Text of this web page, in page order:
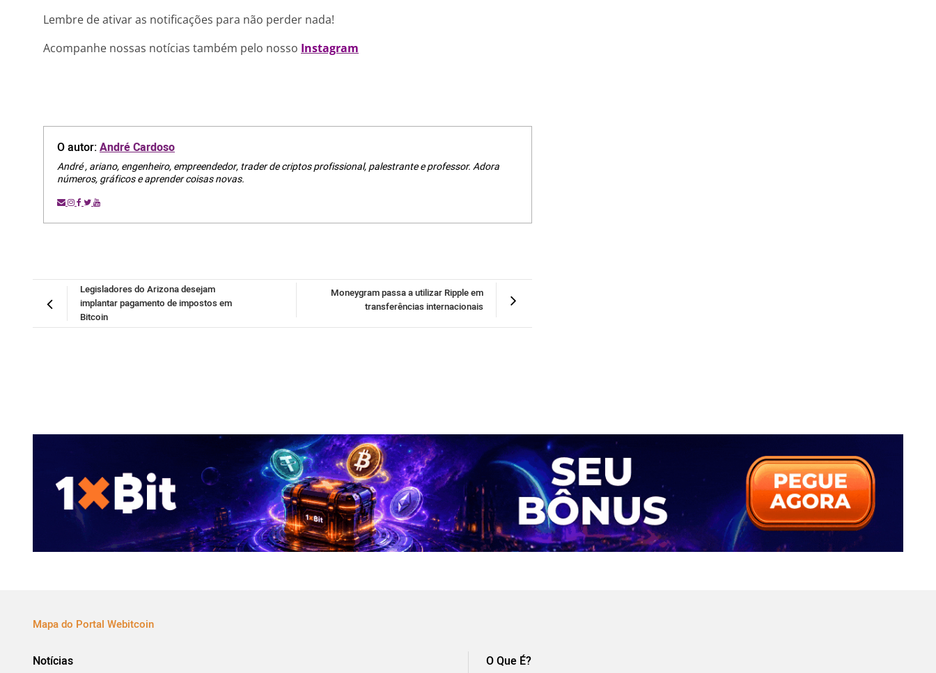
Lembre de ativar as notificações para não perder nada!
Acompanhe nossas notícias também pelo nosso Instagram
O autor:André Cardoso
André , ariano, engenheiro, empreendedor, trader de criptos profissional, palestrante e professor. Adora
números, gráficos e aprender coisas novas.
Moneygram passa a utilizar Ripple em
transferências internacionais
Legisladores do Arizona desejam
implantar pagamento de impostos em
Bitcoin
Mapa do Portal Webitcoin
Notícias O Que É?